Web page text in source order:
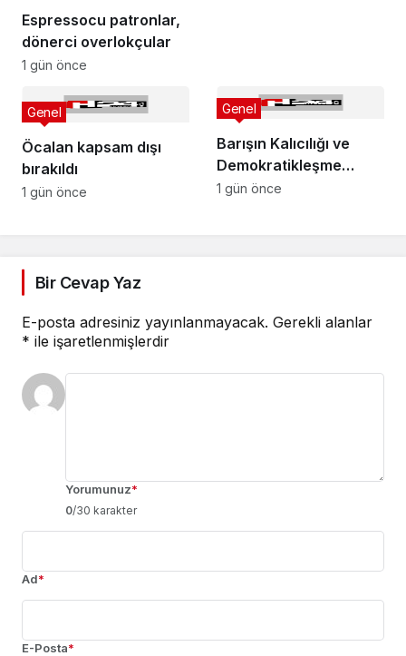
Espressocu patronlar,
dönerci overlokçular
1 gün önce
Öcalan kapsam dışı
bırakıldı
Genel
1 gün önce
Barışın Kalıcılığı ve
Demokratikleşme
İhtiyacı
Genel
1 gün önce
Bir Cevap Yaz
E-posta adresiniz yayınlanmayacak. Gerekli alanlar
* ile işaretlenmişlerdir
Yorumunuz*
0/30 karakter
Ad*
E-Posta*